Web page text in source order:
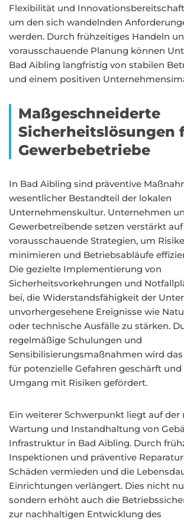
Flexibilität und
um den sich wandelnden
werden. Durch frühzeitiges Handeln
vorausschauende Planung können
Bad Aibling langfristig von stabilen
und einem positiven
Maßgeschneiderte
Sicherheitslösungen
Gewerbebetriebe
In Bad Aibling sind präventive
wesentlicher Bestandteil der lokalen
Unternehmenskultur. Unternehmen
Gewerbetreibende setzen verstärkt auf
vorausschauende Strategien, um
minimieren und Betriebsabläufe
Die gezielte Implementierung von
Sicherheitsvorkehrungen und
bei, die Widerstandsfähigkeit der
unvorhergesehene Ereignisse wie
oder technische Ausfälle zu stärken.
regelmäßige Schulungen und
Sensibilisierungsmaßnahmen wird
für potenzielle Gefahren geschärft
Umgang mit Risiken gefördert.
Ein weiterer Schwerpunkt liegt auf der
Wartung und Instandhaltung von
Infrastruktur in Bad Aibling. Durch
Inspektionen und präventive
Schäden vermieden und die
Einrichtungen verlängert. Dies nicht
sondern erhöht auch die
zur nachhaltigen Entwicklung des